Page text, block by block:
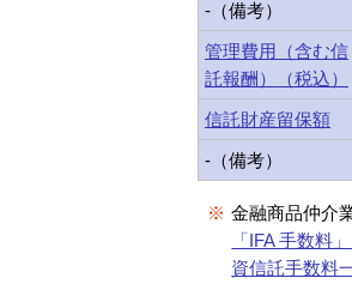
-（備考）
管理費用（含む信
託報酬）（税込）
信託財産留保額
-（備考）
※ 金融商品仲介
「IFA 手数料
資信託手数料